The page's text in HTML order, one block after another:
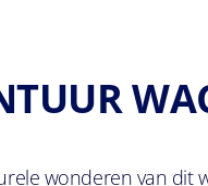
wonderen van dit